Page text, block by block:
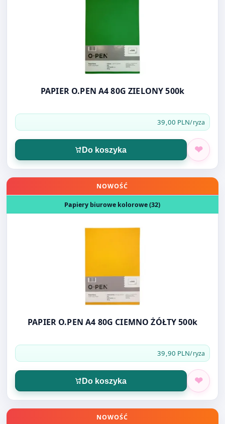
PAPIER O.PEN A4 80G ZIELONY 500k
39,00 PLN/ryza
Do koszyka
Otwórz produkt: PAPIER O.PEN A4 80G CIEMNO ŻÓŁTY
NOWOŚĆ
Papiery biurowe kolorowe (32)
PAPIER O.PEN A4 80G CIEMNO ŻÓŁTY 500k
39,90 PLN/ryza
Do koszyka
Otwórz produkt: PAPIER O.PEN A4 80G NIEBIESKI
NOWOŚĆ